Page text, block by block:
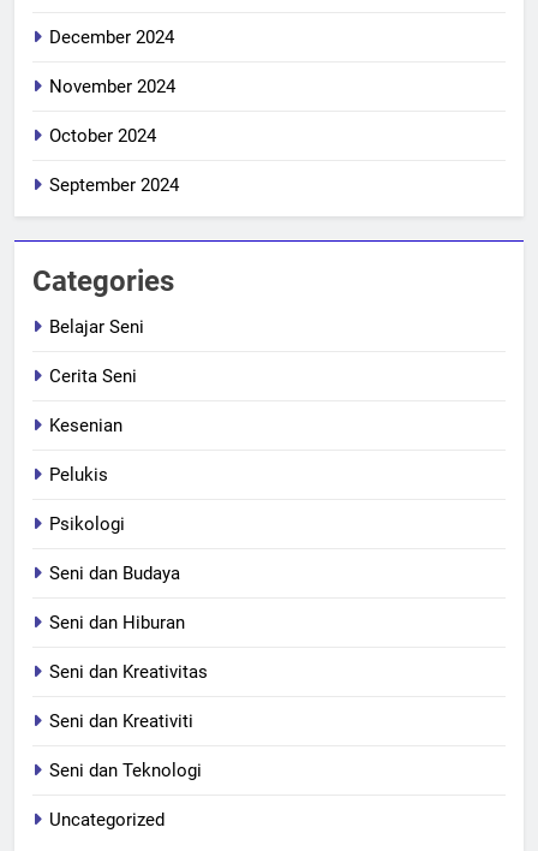
December 2024
November 2024
October 2024
September 2024
Categories
Belajar Seni
Cerita Seni
Kesenian
Pelukis
Psikologi
Seni dan Budaya
Seni dan Hiburan
Seni dan Kreativitas
Seni dan Kreativiti
Seni dan Teknologi
Uncategorized